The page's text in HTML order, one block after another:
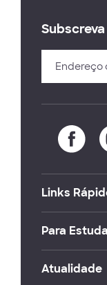
Links
Para
Atualidade